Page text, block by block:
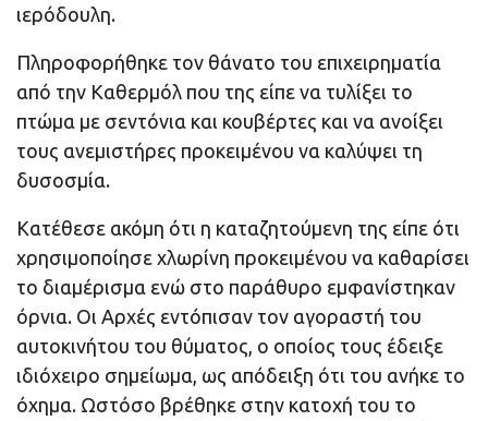
ιερόδουλη.
Πληροφορήθηκε τον θάνατο του επιχειρηματία
από την Καθερμόλ που της είπε να τυλίξει το
πτώμα με σεντόνια και κουβέρτες και να ανοίξει
τους ανεμιστήρες προκειμένου να καλύψει τη
δυσοσμία.
Κατέθεσε ακόμη ότι η καταζητούμενη της είπε ότι
χρησιμοποίησε χλωρίνη προκειμένου να καθαρίσει
το διαμέρισμα ενώ στο παράθυρο εμφανίστηκαν
όρνια. Οι Αρχές εντόπισαν τον αγοραστή του
αυτοκινήτου του θύματος, ο οποίος τους έδειξε
ιδιόχειρο σημείωμα, ως απόδειξη ότι του ανήκε το
όχημα. Ωστόσο βρέθηκε στην κατοχή του το